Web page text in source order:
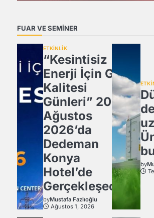
FUAR VE SEMİNER
ETKİNLİK
“Kesintisiz
Enerji İçin Güç
Kalitesi
Günleri” 20
Ağustos
2026’da
Dedeman
Konya
Hotel’de
Gerçekleşecek
byMustafa Fazlıoğlu
Ağustos 1, 2026
by